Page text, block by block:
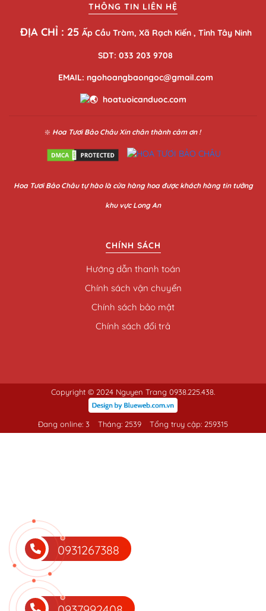
THÔNG TIN LIÊN HỆ
ĐỊA CHỈ : 25 Ấp Cầu Tràm, Xã Rạch Kiến , Tỉnh Tây Ninh
SDT: 033 203 9708
EMAIL: ngohoangbaongoc@gmail.com
hoatuoicanduoc.com
❇️ Hoa Tươi Bảo Châu Xin chân thành cảm ơn !
Hoa Tươi Bảo Châutự hào là cửa hàng hoa được khách hàng tin tưởng
khu vực Long An
CHÍNH SÁCH
Hướng dẫn thanh toán
Chính sách vận chuyển
Chính sách bảo mật
Chính sách đổi trả
Copyright © 2024 Nguyen Trang 0938.225.438.
Đang online: 3 Tháng: 2539 Tổng truy cập: 259315
0931267388